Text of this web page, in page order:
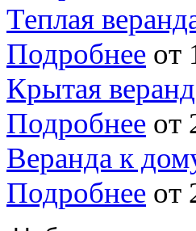
Теплая
Подробнее от
Крытая
Подробнее от
Веранда к
Подробнее от